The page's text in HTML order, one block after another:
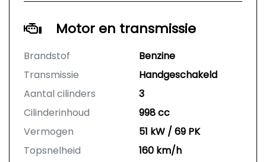
Motor en transmissie
Brandstof
Benzine
Transmissie
Handgeschakeld
Aantal cilinders
3
Cilinderinhoud
998 cc
Vermogen
51 kW / 69 PK
Topsnelheid
160 km/h